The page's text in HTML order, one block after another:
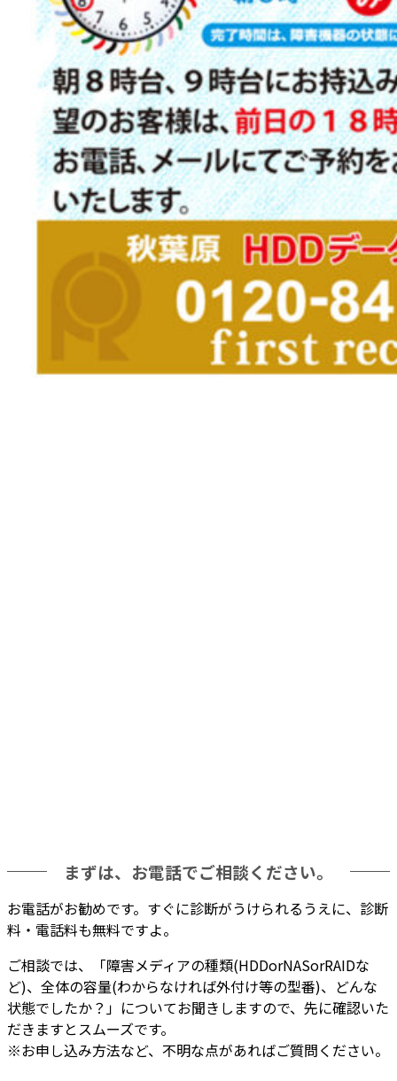
まずは、お電話でご相談ください。
お電話がお勧めです。 すぐに診断がうけられるうえに、診断
料・電話料も無料ですよ。
ご相談では、「障害メディアの種類(HDDorNASorRAIDな
ど)、全体の容量(わからなければ外付け等の型番)、どんな
状態でしたか？」についてお聞きしますので、先に確認いた
だきますとスムーズです。
※お申し込み方法など、不明な点があればご質問ください。